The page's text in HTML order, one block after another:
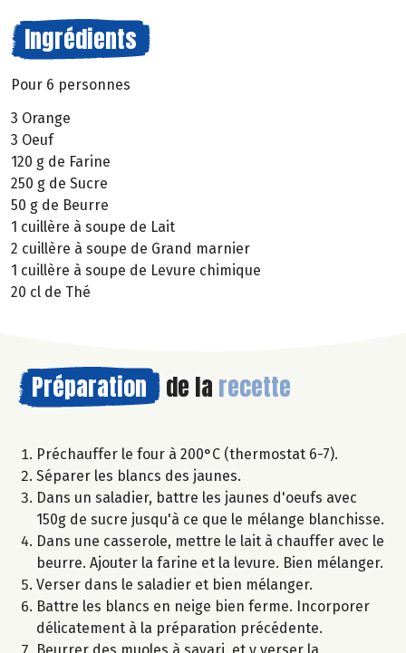
Ingrédients
Pour 6 personnes
3 Orange
3 Oeuf
120 g de Farine
250 g de Sucre
50 g de Beurre
1 cuillère à soupe de Lait
2 cuillère à soupe de Grand marnier
1 cuillère à soupe de Levure chimique
20 cl de Thé
Préparation de la recette
Préchauffer le four à 200°C (thermostat 6-7).
Séparer les blancs des jaunes.
Dans un saladier, battre les jaunes d'oeufs avec
150g de sucre jusqu'à ce que le mélange blanchisse.
Dans une casserole, mettre le lait à chauffer avec le
beurre. Ajouter la farine et la levure. Bien mélanger.
Verser dans le saladier et bien mélanger.
Battre les blancs en neige bien ferme. Incorporer
délicatement à la préparation précédente.